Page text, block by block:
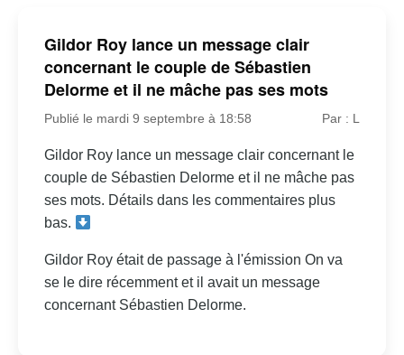
Gildor Roy lance un message clair
concernant le couple de Sébastien
Delorme et il ne mâche pas ses mots
Publié le mardi 9 septembre à 18:58 Par : L
Gildor Roy lance un message clair concernant le
couple de Sébastien Delorme et il ne mâche pas
ses mots. Détails dans les commentaires plus
bas.
Gildor Roy était de passage à l'émission On va
se le dire récemment et il avait un message
concernant Sébastien Delorme.